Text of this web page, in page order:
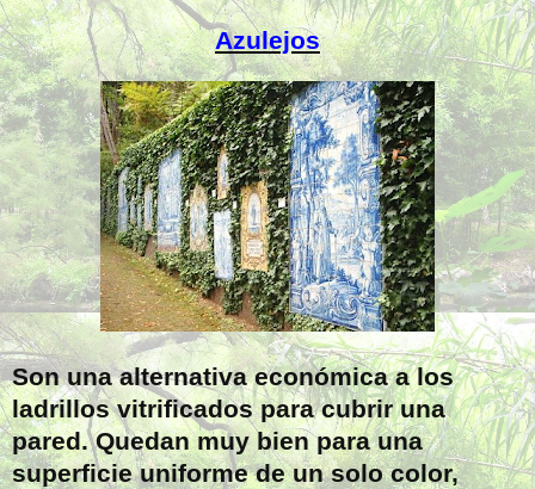
Azulejos
Son una alternativa económica a los
ladrillos vitrificados para cubrir una
pared. Quedan muy bien para una
superficie uniforme de un solo color,